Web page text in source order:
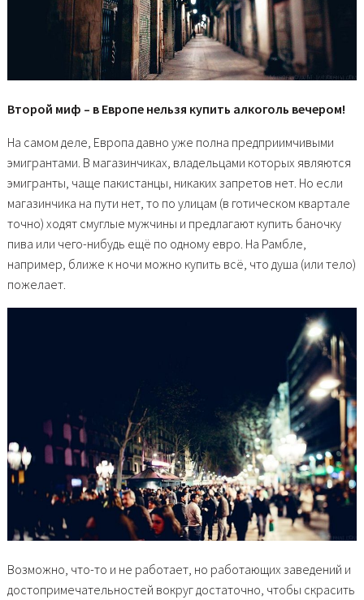
Второй миф – в Европе нельзя купить алкоголь вечером!
На самом деле, Европа давно уже полна предприимчивыми
эмигрантами. В магазинчиках, владельцами которых являются
эмигранты, чаще пакистанцы, никаких запретов нет. Но если
магазинчика на пути нет, то по улицам (в готическом квартале
точно) ходят смуглые мужчины и предлагают купить баночку
пива или чего-нибудь ещё по одному евро. На Рамбле,
например, ближе к ночи можно купить всё, что душа (или тело)
пожелает.
Возможно, что-то и не работает, но работающих заведений и
достопримечательностей вокруг достаточно, чтобы скрасить